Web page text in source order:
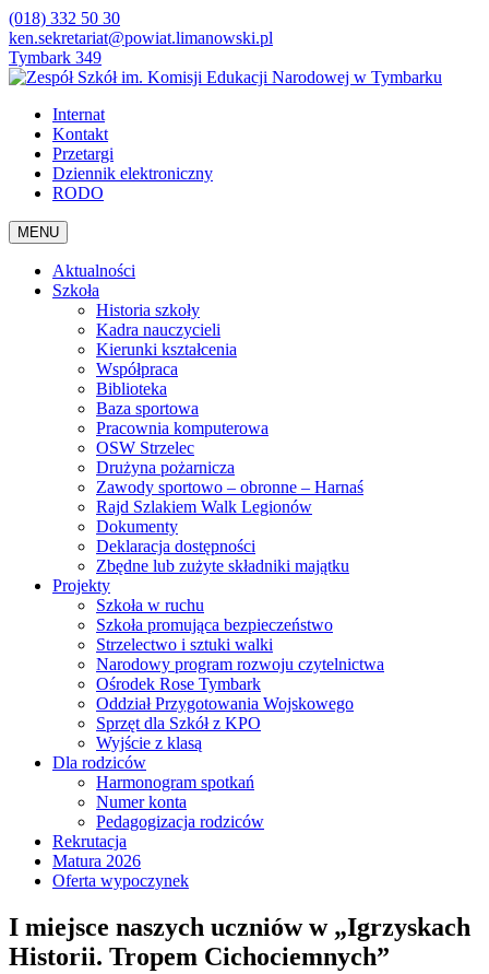
(018) 332 50 30
ken.sekretariat@powiat.limanowski.pl
Tymbark 349
Internat
Kontakt
Przetargi
Dziennik elektroniczny
RODO
MENU
Aktualności
Szkoła
Historia szkoły
Kadra nauczycieli
Kierunki kształcenia
Współpraca
Biblioteka
Baza sportowa
Pracownia komputerowa
OSW Strzelec
Drużyna pożarnicza
Zawody sportowo – obronne – Harnaś
Rajd Szlakiem Walk Legionów
Dokumenty
Deklaracja dostępności
Zbędne lub zużyte składniki majątku
Projekty
Szkoła w ruchu
Szkoła promująca bezpieczeństwo
Strzelectwo i sztuki walki
Narodowy program rozwoju czytelnictwa
Ośrodek Rose Tymbark
Oddział Przygotowania Wojskowego
Sprzęt dla Szkół z KPO
Wyjście z klasą
Dla rodziców
Harmonogram spotkań
Numer konta
Pedagogizacja rodziców
Rekrutacja
Matura 2026
Oferta wypoczynek
I miejsce naszych uczniów w „Igrzyskach
Historii. Tropem Cichociemnych”